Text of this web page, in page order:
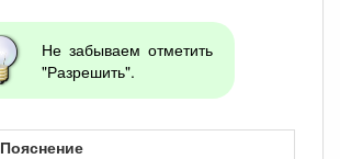
Не забываем отметить
"Разрешить".
Пояснение